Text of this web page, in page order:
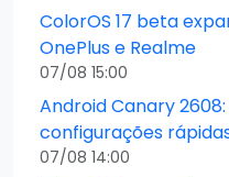
ColorOS 17 beta
OnePlus e Realme
07/08 15:00
Android Canary
configurações
07/08 14:00